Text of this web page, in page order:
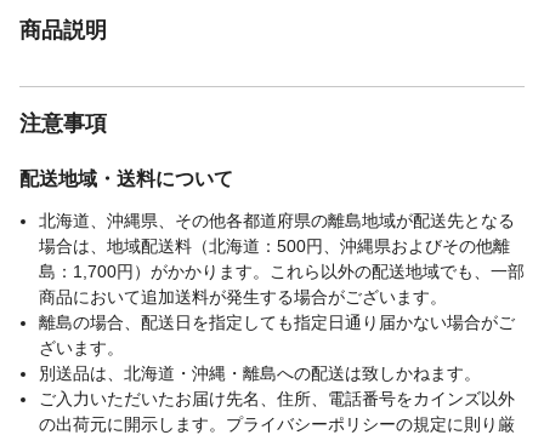
商品説明
注意事項
配送地域・送料について
北海道、沖縄県、その他各都道府県の離島地域が配送先となる
場合は、地域配送料（北海道：500円、沖縄県およびその他離
島：1,700円）がかかります。これら以外の配送地域でも、一部
商品において追加送料が発生する場合がございます。
離島の場合、配送日を指定しても指定日通り届かない場合がご
ざいます。
別送品は、北海道・沖縄・離島への配送は致しかねます。
ご入力いただいたお届け先名、住所、電話番号をカインズ以外
の出荷元に開示します。プライバシーポリシーの規定に則り厳